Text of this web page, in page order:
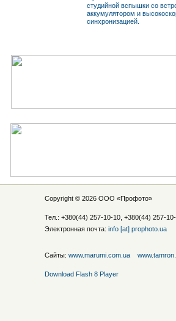
студийной вспышки со
аккумулятором и
синхронизацией.
Copyright © 2026 ООО «Профото»
Тел.: +380(44) 257-10-10, +380(44) 257-10-
Электронная почта: info [at] prophoto.ua
Сайты: www.marumi.com.ua
Download Flash 8 Player